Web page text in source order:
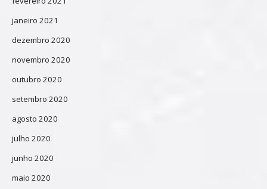
janeiro 2021
dezembro 2020
novembro 2020
outubro 2020
setembro 2020
agosto 2020
julho 2020
junho 2020
maio 2020